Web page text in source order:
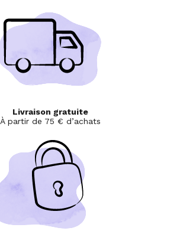
Livraison gratuite
À partir de 75 € d’achats